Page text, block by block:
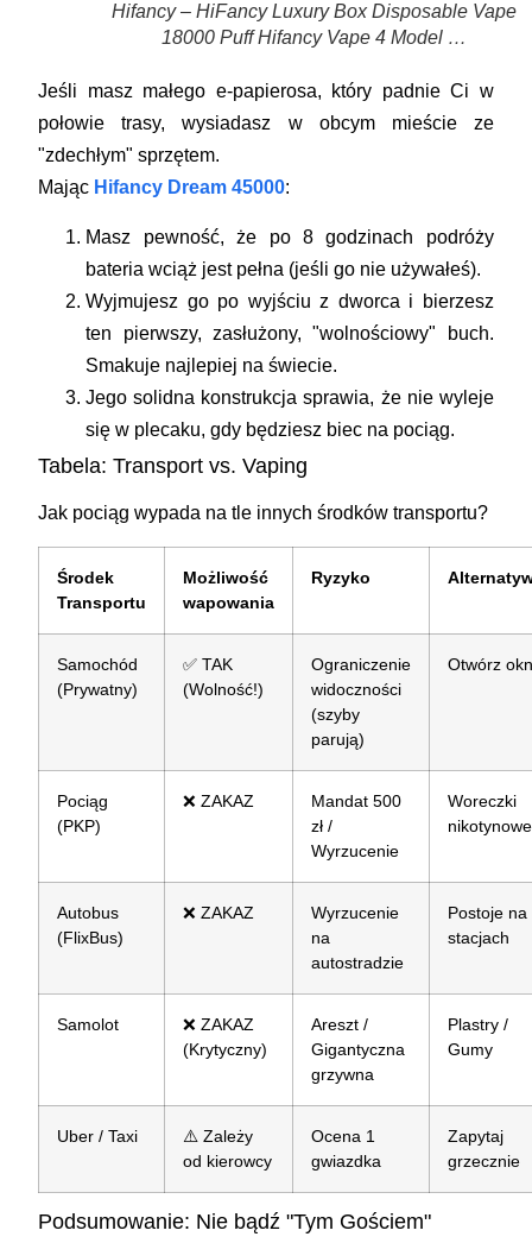
Hifancy – HiFancy Luxury Box Disposable Vape
18000 Puff Hifancy Vape 4 Model …
Jeśli masz małego e-papierosa, który padnie Ci w
połowie trasy, wysiadasz w obcym mieście ze
"zdechłym" sprzętem.
Mając Hifancy Dream 45000:
Masz pewność, że po 8 godzinach podróży
bateria wciąż jest pełna (jeśli go nie używałeś).
Wyjmujesz go po wyjściu z dworca i bierzesz
ten pierwszy, zasłużony, "wolnościowy" buch.
Smakuje najlepiej na świecie.
Jego solidna konstrukcja sprawia, że nie wyleje
się w plecaku, gdy będziesz biec na pociąg.
Tabela: Transport vs. Vaping
Jak pociąg wypada na tle innych środków transportu?
Środek
Transportu
Możliwość
wapowania
Ryzyko
Samochód
(Prywatny)
✅ TAK
(Wolność!)
Ograniczenie
widoczności
(szyby
parują)
Otwórz
Pociąg
(PKP)
❌ ZAKAZ
Mandat 500
zł /
Wyrzucenie
Woreczki
nikotynowe
Autobus
(FlixBus)
❌ ZAKAZ
Wyrzucenie
na
autostradzie
Postoje na
stacjach
Samolot
❌ ZAKAZ
(Krytyczny)
Areszt /
Gigantyczna
grzywna
Plastry /
Gumy
Uber / Taxi
⚠️ Zależy
od kierowcy
Ocena 1
gwiazdka
Zapytaj
grzecznie
Podsumowanie: Nie bądź "Tym Gościem"